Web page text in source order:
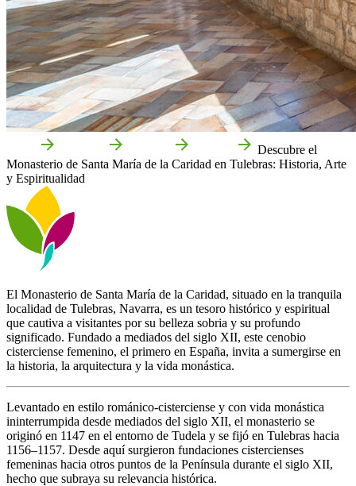
Descubre el
Monasterio de Santa María de la Caridad en Tulebras: Historia, Arte
y Espiritualidad
El Monasterio de Santa María de la Caridad, situado en la tranquila
localidad de Tulebras, Navarra, es un tesoro histórico y espiritual
que cautiva a visitantes por su belleza sobria y su profundo
significado. Fundado a mediados del siglo XII, este cenobio
cisterciense femenino, el primero en España, invita a sumergirse en
la historia, la arquitectura y la vida monástica.
Levantado en estilo románico-cisterciense y con vida monástica
ininterrumpida desde mediados del siglo XII, el monasterio se
originó en 1147 en el entorno de Tudela y se fijó en Tulebras hacia
1156–1157. Desde aquí surgieron fundaciones cistercienses
femeninas hacia otros puntos de la Península durante el siglo XII,
hecho que subraya su relevancia histórica.